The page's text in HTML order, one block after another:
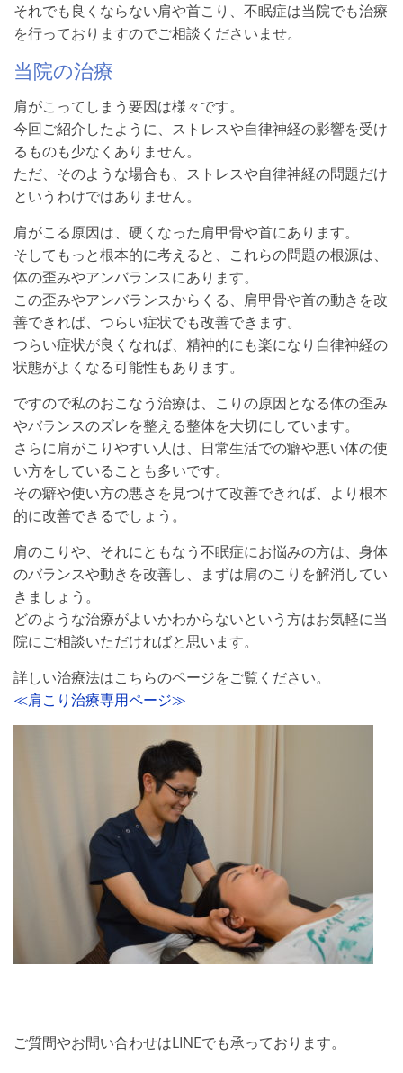
それでも良くならない肩や首こり、不眠症は当院でも治療
を行っておりますのでご相談くださいませ。
当院の治療
肩がこってしまう要因は様々です。
今回ご紹介したように、ストレスや自律神経の影響を受け
るものも少なくありません。
ただ、そのような場合も、ストレスや自律神経の問題だけ
というわけではありません。
肩がこる原因は、硬くなった肩甲骨や首にあります。
そしてもっと根本的に考えると、これらの問題の根源は、
体の歪みやアンバランスにあります。
この歪みやアンバランスからくる、肩甲骨や首の動きを改
善できれば、つらい症状でも改善できます。
つらい症状が良くなれば、精神的にも楽になり自律神経の
状態がよくなる可能性もあります。
ですので私のおこなう治療は、こりの原因となる体の歪み
やバランスのズレを整える整体を大切にしています。
さらに肩がこりやすい人は、日常生活での癖や悪い体の使
い方をしていることも多いです。
その癖や使い方の悪さを見つけて改善できれば、より根本
的に改善できるでしょう。
肩のこりや、それにともなう不眠症にお悩みの方は、身体
のバランスや動きを改善し、まずは肩のこりを解消してい
きましょう。
どのような治療がよいかわからないという方はお気軽に当
院にご相談いただければと思います。
詳しい治療法はこちらのページをご覧ください。
≪肩こり治療専用ページ≫
ご質問やお問い合わせはLINEでも承っております。